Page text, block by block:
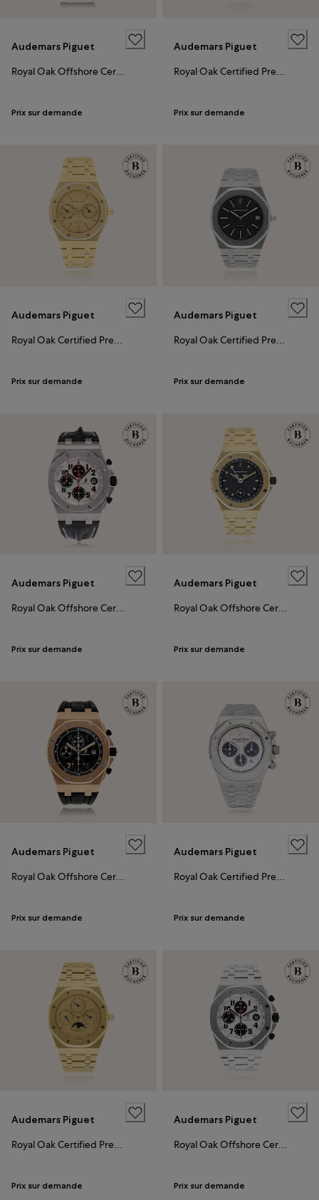
Audemars Piguet
Royal Oak Offshore Certified Pre-Owned
Prix sur demande
Audemars Piguet
Royal Oak Certified Pre-Owned
Prix sur demande
Audemars Piguet
Royal Oak Certified Pre-Owned
Prix sur demande
Audemars Piguet
Royal Oak Certified Pre-Owned
Prix sur demande
Audemars Piguet
Royal Oak Offshore Certified Pre-Owned
Prix sur demande
Audemars Piguet
Royal Oak Offshore Certified Pre-Owned
Prix sur demande
Audemars Piguet
Royal Oak Offshore Certified Pre-Owned
Prix sur demande
Audemars Piguet
Royal Oak Certified Pre-Owned
Prix sur demande
Audemars Piguet
Royal Oak Certified Pre-Owned
Prix sur demande
Audemars Piguet
Royal Oak Offshore Certified Pre-Owned
Prix sur demande